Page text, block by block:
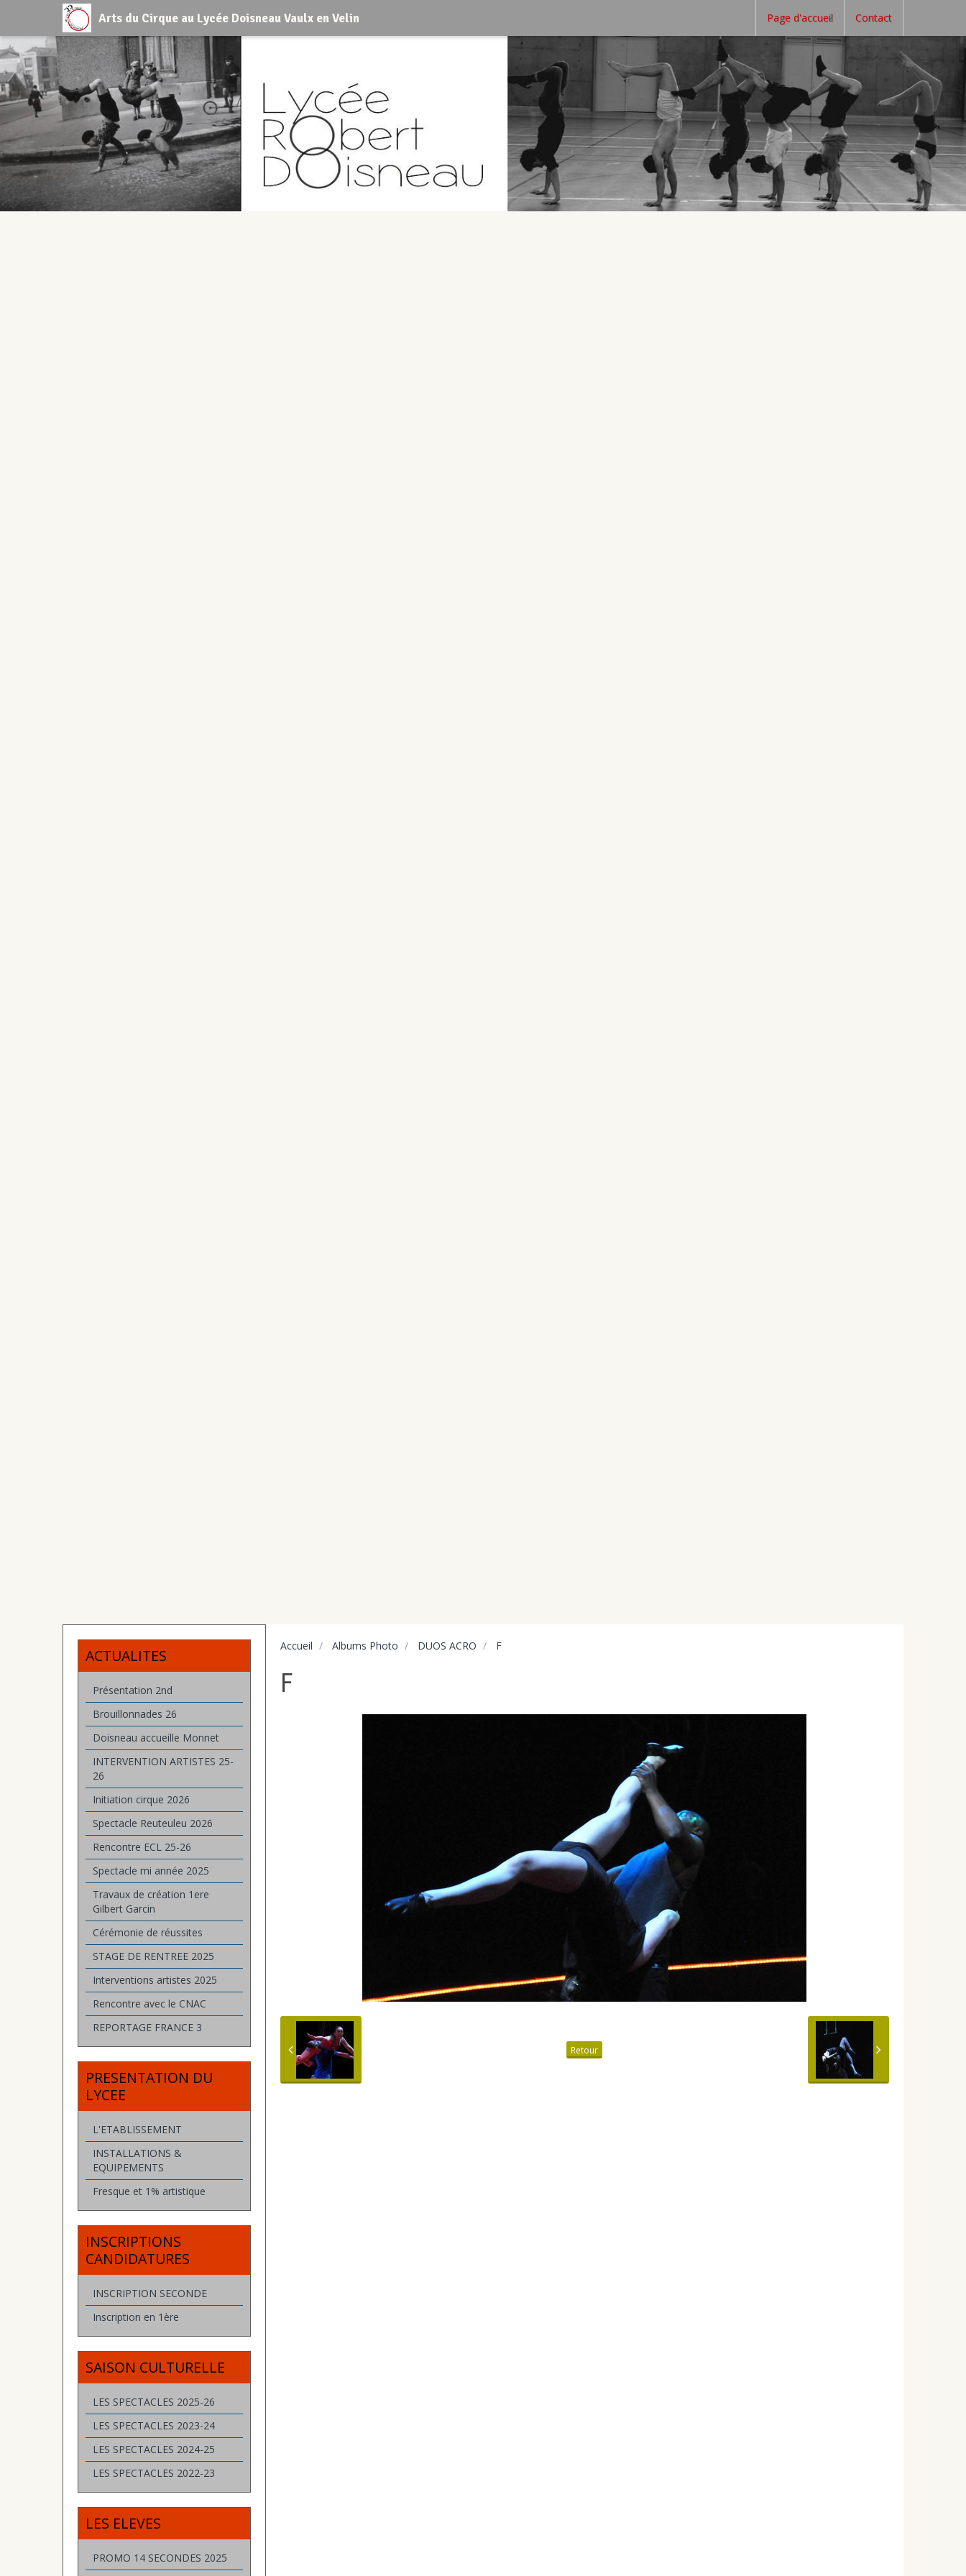
Arts du Cirque au Lycée Doisneau Vaulx en Velin Page d'accueil Contact
Accueil Albums Photo DUOS ACRO F
F
Retour
ACTUALITES
Présentation 2nd
Brouillonnades 26
Doisneau accueille Monnet
INTERVENTION ARTISTES 25-
26
Initiation cirque 2026
Spectacle Reuteuleu 2026
Rencontre ECL 25-26
Spectacle mi année 2025
Travaux de création 1ere
Gilbert Garcin
Cérémonie de réussites
STAGE DE RENTREE 2025
Interventions artistes 2025
Rencontre avec le CNAC
REPORTAGE FRANCE 3
PRESENTATION DU
LYCEE
L'ETABLISSEMENT
INSTALLATIONS &
EQUIPEMENTS
Fresque et 1% artistique
INSCRIPTIONS
CANDIDATURES
INSCRIPTION SECONDE
Inscription en 1ère
SAISON CULTURELLE
LES SPECTACLES 2025-26
LES SPECTACLES 2023-24
LES SPECTACLES 2024-25
LES SPECTACLES 2022-23
LES ELEVES
PROMO 14 SECONDES 2025